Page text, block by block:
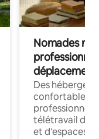
Nomades
déplacement
Des
confortables
professionnels
télétravail
et d'espaces